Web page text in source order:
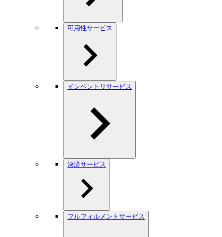
可用性サービス
インベントリサービス
決済サービス
フルフィルメントサービス